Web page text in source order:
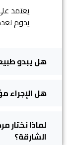
يعتمد
يدوم
هل يبدو
هل الإجراء
لماذا نختار
الشارقة؟